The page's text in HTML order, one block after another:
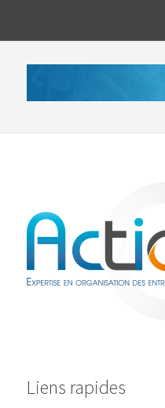
Liens rapides